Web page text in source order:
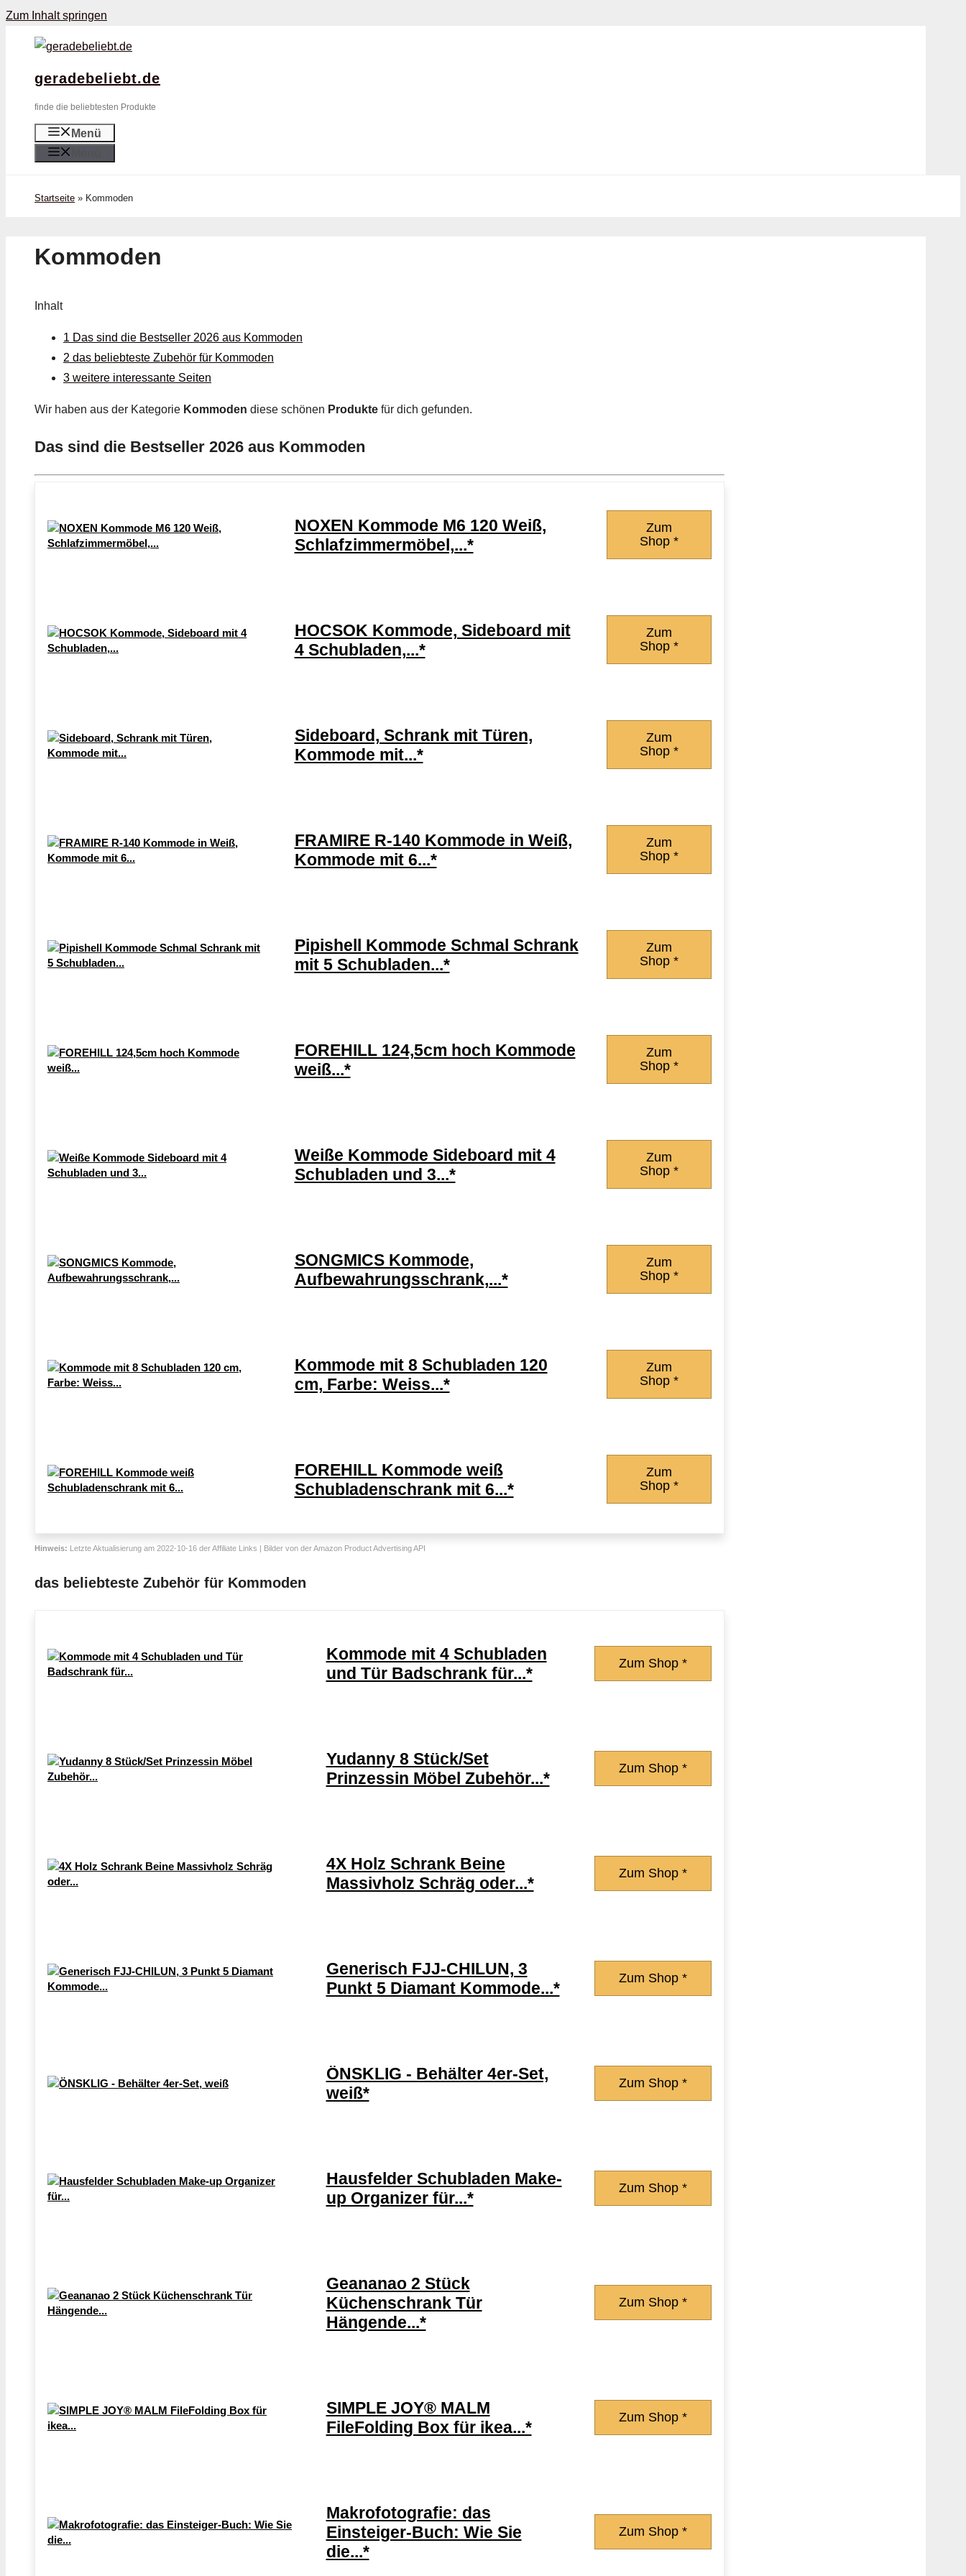
Zum Inhalt springen
geradebeliebt.de
finde die beliebtesten Produkte
Menü
Startseite » Kommoden
Kommoden
Inhalt
1 Das sind die Bestseller 2026 aus Kommoden
2 das beliebteste Zubehör für Kommoden
3 weitere interessante Seiten
Wir haben aus der Kategorie Kommoden diese schönen Produkte für dich gefunden.
Das sind die Bestseller 2026 aus Kommoden
NOXEN Kommode M6 120 Weiß,
Schlafzimmermöbel,...*
Zum
Shop *
HOCSOK Kommode, Sideboard mit
4 Schubladen,...*
Zum
Shop *
Sideboard, Schrank mit Türen,
Kommode mit...*
Zum
Shop *
FRAMIRE R-140 Kommode in Weiß,
Kommode mit 6...*
Zum
Shop *
Pipishell Kommode Schmal Schrank
mit 5 Schubladen...*
Zum
Shop *
FOREHILL 124,5cm hoch Kommode
weiß...*
Zum
Shop *
Weiße Kommode Sideboard mit 4
Schubladen und 3...*
Zum
Shop *
SONGMICS Kommode,
Aufbewahrungsschrank,...*
Zum
Shop *
Kommode mit 8 Schubladen 120
cm, Farbe: Weiss...*
Zum
Shop *
FOREHILL Kommode weiß
Schubladenschrank mit 6...*
Zum
Shop *
Hinweis: Letzte Aktualisierung am 2022-10-16 der Affiliate Links | Bilder von der Amazon Product Advertising API
das beliebteste Zubehör für Kommoden
Kommode mit 4 Schubladen
und Tür Badschrank für...*
Zum Shop *
Yudanny 8 Stück/Set
Prinzessin Möbel Zubehör...*
Zum Shop *
4X Holz Schrank Beine
Massivholz Schräg oder...*
Zum Shop *
Generisch FJJ-CHILUN, 3
Punkt 5 Diamant Kommode...*
Zum Shop *
ÖNSKLIG - Behälter 4er-Set,
weiß*
Zum Shop *
Hausfelder Schubladen Make-
up Organizer für...*
Zum Shop *
Geananao 2 Stück
Küchenschrank Tür
Hängende...*
Zum Shop *
SIMPLE JOY® MALM
FileFolding Box für ikea...*
Zum Shop *
Makrofotografie: das
Einsteiger-Buch: Wie Sie
die...*
Zum Shop *